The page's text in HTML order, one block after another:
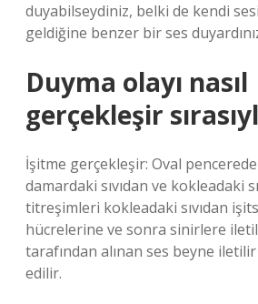
duyabilseydiniz, belki de kendi
geldiğine benzer bir ses
Duyma olayı nasıl
gerçekleşir
İşitme gerçekleşir: Oval
damardaki sıvıdan ve kokleadaki
titreşimleri kokleadaki sıvıdan
hücrelerine ve sonra sinirlere
tarafından alınan ses beyne
edilir.